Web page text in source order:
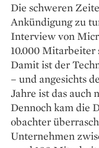
Die schweren
Ankündigung zu
Interview von
10.000
Damit ist der
– und angesichts
Jahre ist das auch
Dennoch kam die
obachter
Unternehmen